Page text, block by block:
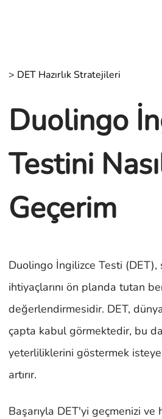
> DET Hazırlık Stratejileri
Duolingo
Testini
Geçerim
Duolingo İngilizce Testi (DET),
ihtiyaçlarını ön planda tutan
değerlendirmesidir. DET,
çapta kabul görmektedir, bu
yeterliliklerini göstermek
artırır.
Başarıyla DET'yi geçmenizi ve